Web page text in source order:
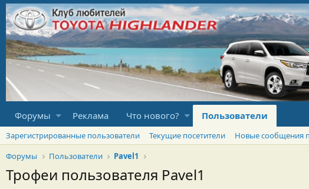
Форумы Реклама Что нового? Пользователи
Зарегистрированные пользователи Текущие посетители Новые сообщения
Форумы
Пользователи Pavel1
Трофеи пользователя Pavel1